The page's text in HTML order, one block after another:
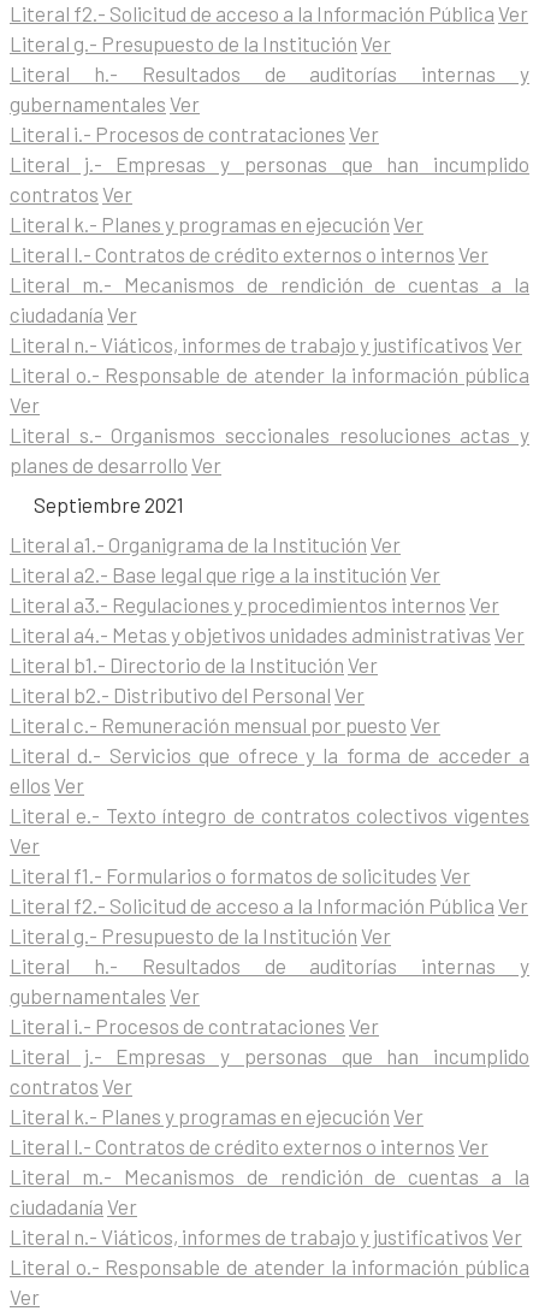
Literal f2.- Solicitud de acceso a la Información Pública Ver
Literal g.- Presupuesto de la Institución Ver
Literal h.- Resultados de auditorías internas y
gubernamentales Ver
Literal i.- Procesos de contrataciones Ver
Literal j.- Empresas y personas que han incumplido
contratos Ver
Literal k.- Planes y programas en ejecución Ver
Literal l.- Contratos de crédito externos o internos Ver
Literal m.- Mecanismos de rendición de cuentas a la
ciudadanía Ver
Literal n.- Viáticos, informes de trabajo y justificativos Ver
Literal o.- Responsable de atender la información pública
Ver
Literal s.- Organismos seccionales resoluciones actas y
planes de desarrollo Ver
Septiembre 2021
Literal a1.- Organigrama de la Institución Ver
Literal a2.- Base legal que rige a la institución Ver
Literal a3.- Regulaciones y procedimientos internos Ver
Literal a4.- Metas y objetivos unidades administrativas Ver
Literal b1.- Directorio de la Institución Ver
Literal b2.- Distributivo del Personal Ver
Literal c.- Remuneración mensual por puesto Ver
Literal d.- Servicios que ofrece y la forma de acceder a
ellos Ver
Literal e.- Texto íntegro de contratos colectivos vigentes
Ver
Literal f1.- Formularios o formatos de solicitudes Ver
Literal f2.- Solicitud de acceso a la Información Pública Ver
Literal g.- Presupuesto de la Institución Ver
Literal h.- Resultados de auditorías internas y
gubernamentales Ver
Literal i.- Procesos de contrataciones Ver
Literal j.- Empresas y personas que han incumplido
contratos Ver
Literal k.- Planes y programas en ejecución Ver
Literal l.- Contratos de crédito externos o internos Ver
Literal m.- Mecanismos de rendición de cuentas a la
ciudadanía Ver
Literal n.- Viáticos, informes de trabajo y justificativos Ver
Literal o.- Responsable de atender la información pública
Ver